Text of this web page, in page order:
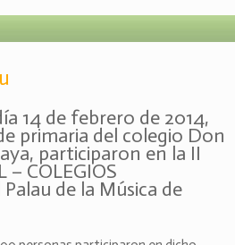
14 de febrero de 2014,
primaria del colegio Don
participaron en la II
– COLEGIOS
de la Música de